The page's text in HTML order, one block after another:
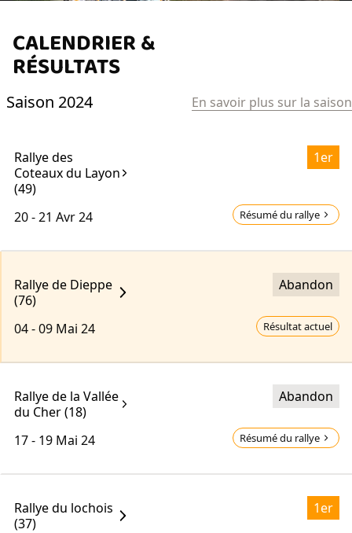
CALENDRIER &
RÉSULTATS
Saison 2024 En savoir plus sur la saison
Rallye des
Coteaux du Layon
(49)
20 - 21 Avr 24
1er
Résumé du rallye
Rallye de Dieppe
(76)
04 - 09 Mai 24
Abandon
Résultat actuel
Rallye de la Vallée
du Cher (18)
17 - 19 Mai 24
Abandon
Résumé du rallye
Rallye du lochois
(37)
1er